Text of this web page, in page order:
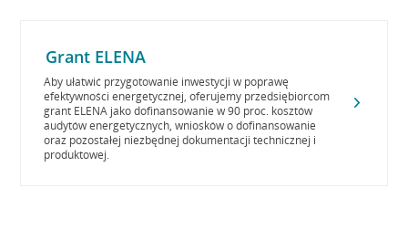
Grant ELENA
Aby ułatwić przygotowanie inwestycji w poprawę
efektywności energetycznej, oferujemy przedsiębiorcom
grant ELENA jako dofinansowanie w 90 proc. kosztów
audytów energetycznych, wniosków o dofinansowanie
oraz pozostałej niezbędnej dokumentacji technicznej i
produktowej.